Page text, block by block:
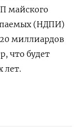
майского
(НДПИ)
миллиардов
что будет
лет.